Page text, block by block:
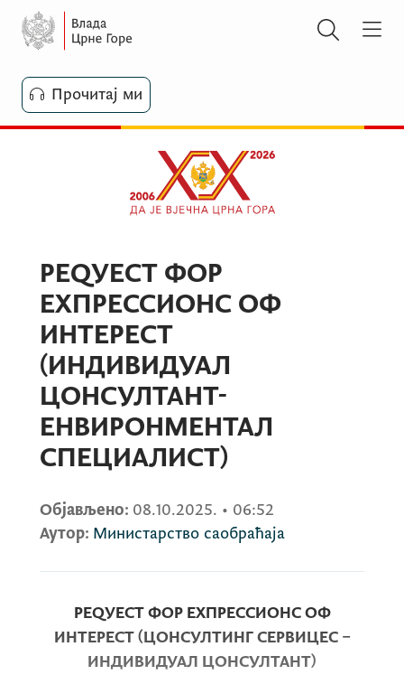
Прочитај ми
РЕQУЕСТ ФОР
ЕXПРЕССИОНС ОФ
ИНТЕРЕСТ
(ИНДИВИДУАЛ
ЦОНСУЛТАНТ-
ЕНВИРОНМЕНТАЛ
СПЕЦИАЛИСТ)
Објављено: 08.10.2025. • 06:52
Аутор: Министарство саобраћаја
РЕQУЕСТ ФОР ЕXПРЕССИОНС ОФ
ИНТЕРЕСТ (ЦОНСУЛТИНГ СЕРВИЦЕС –
ИНДИВИДУАЛ ЦОНСУЛТАНТ)